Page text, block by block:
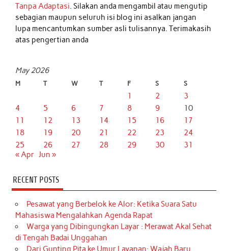
Tanpa Adaptasi . Silakan anda mengambil atau mengutip
sebagian maupun seluruh isi blog ini asalkan jangan
lupa mencantumkan sumber asli tulisannya. Terimakasih
atas pengertian anda
May 2026
M T W T F S S
1 2
3
4
5 6 7 8 9
10
11
12 13 14 15 16
17
18
19 20 21 22 23
24
25
26 27 28 29 30
31
« Apr Jun »
RECENT POSTS
Pesawat yang Berbelok ke Alor: Ketika Suara Satu
Mahasiswa Mengalahkan Agenda Rapat
Warga yang Dibingungkan Layar : Merawat Akal Sehat
di Tengah Badai Unggahan
Dari Gunting Pita ke Umur Layanan: Wajah Baru